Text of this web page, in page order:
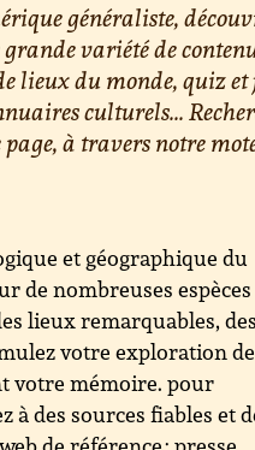
généraliste,
variété de
lieux du monde, quiz et
culturels...
page, à travers notre
et géographique du
de nombreuses espèces
lieux remarquables,
votre exploration de
votre mémoire. pour
à des sources fiables et